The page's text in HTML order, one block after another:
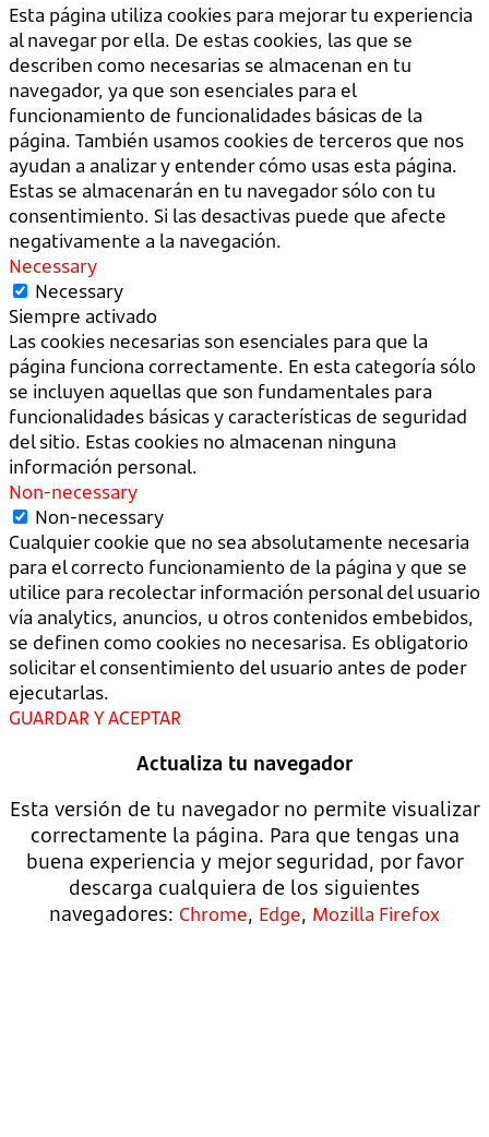
Esta página utiliza cookies para mejorar tu experiencia
al navegar por ella. De estas cookies, las que se
describen como necesarias se almacenan en tu
navegador, ya que son esenciales para el
funcionamiento de funcionalidades básicas de la
página. También usamos cookies de terceros que nos
ayudan a analizar y entender cómo usas esta página.
Estas se almacenarán en tu navegador sólo con tu
consentimiento. Si las desactivas puede que afecte
negativamente a la navegación.
Necessary
Necessary
Siempre activado
Las cookies necesarias son esenciales para que la
página funciona correctamente. En esta categoría sólo
se incluyen aquellas que son fundamentales para
funcionalidades básicas y características de seguridad
del sitio. Estas cookies no almacenan ninguna
información personal.
Non-necessary
Non-necessary
Cualquier cookie que no sea absolutamente necesaria
para el correcto funcionamiento de la página y que se
utilice para recolectar información personal del usuario
vía analytics, anuncios, u otros contenidos embebidos,
se definen como cookies no necesarisa. Es obligatorio
solicitar el consentimiento del usuario antes de poder
ejecutarlas.
GUARDAR Y ACEPTAR
Actualiza tu navegador
Esta versión de tu navegador no permite visualizar
correctamente la página. Para que tengas una
buena experiencia y mejor seguridad, por favor
descarga cualquiera de los siguientes
navegadores: Chrome, Edge, Mozilla Firefox